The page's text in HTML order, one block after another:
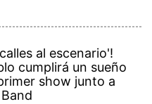
al escenario'!
cumplirá un sueño
show junto a